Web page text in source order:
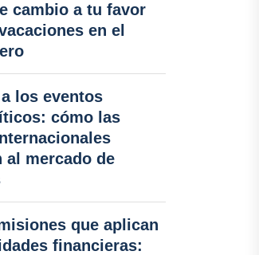
cambio a tu favor
en el
los eventos
cómo las
al mercado de
que aplican
financieras: